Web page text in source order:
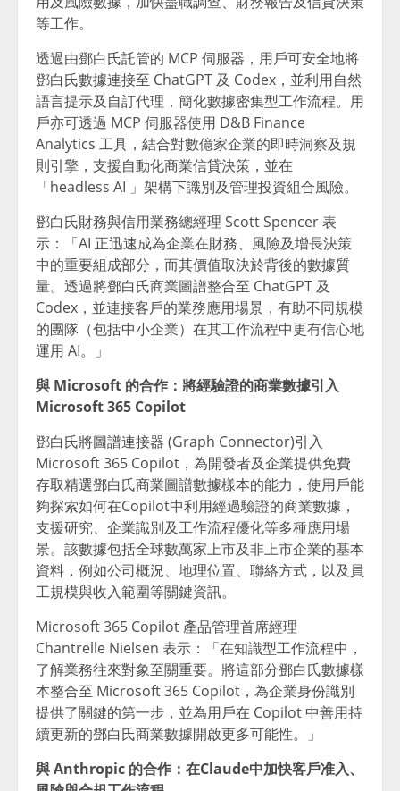
等工作。
透過由鄧白氏託管的 MCP 伺服器，用戶可安全地將
鄧白氏數據連接至 ChatGPT 及 Codex，並利用自然
語言提示及自訂代理，簡化數據密集型工作流程。用
戶亦可透過 MCP 伺服器使用 D&B Finance
Analytics 工具，結合對數億家企業的即時洞察及規
則引擎，支援自動化商業信貸決策，並在
「headless AI 」架構下識別及管理投資組合風險。
鄧白氏財務與信用業務總經理 Scott Spencer 表
示：「AI 正迅速成為企業在財務、風險及增長決策
中的重要組成部分，而其價值取決於背後的數據質
量。透過將鄧白氏商業圖譜整合至 ChatGPT 及
Codex，並連接客戶的業務應用場景，有助不同規模
的團隊（包括中小企業）在其工作流程中更有信心地
運用 AI。」
與 Microsoft 的合作： 將經驗證的商業數據引入
Microsoft 365 Copilot
鄧白氏將圖譜連接器 (Graph Connector)引入
Microsoft 365 Copilot，為開發者及企業提供免費
存取精選鄧白氏商業圖譜數據樣本的能力，使用戶能
夠探索如何在Copilot中利用經過驗證的商業數據，
支援研究、企業識別及工作流程優化等多種應用場
景。該數據包括全球數萬家上市及非上市企業的基本
資料，例如公司概況、地理位置、聯絡方式，以及員
工規模與收入範圍等關鍵資訊。
Microsoft 365 Copilot 產品管理首席經理
Chantrelle Nielsen 表示：「在知識型工作流程中，
了解業務往來對象至關重要。將這部分鄧白氏數據樣
本整合至 Microsoft 365 Copilot，為企業身份識別
提供了關鍵的第一步，並為用戶在 Copilot 中善用持
續更新的鄧白氏商業數據開啟更多可能性。」
與Anthropic 的合作：在Claude中加快客戶准入、